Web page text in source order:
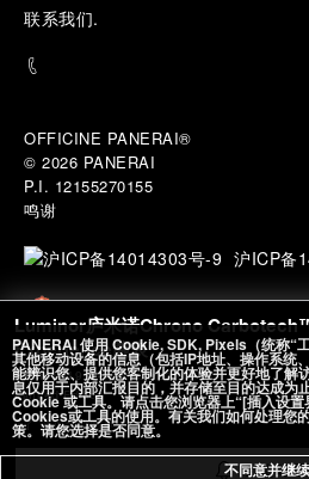
Luminor庐米诺Chrono
Experience腕表
44毫米, Carbotech™
PAM01519
Limited Edition
添加至心愿单
到货时通
联系我们.
OFFICINE PANERAI®
© 2026 PANERAI
P.I. 12155270155
鸣谢
沪ICP备
沪
PANERAI 使用 Cookie, SDK, Pixels（统称“
其他移动设备的信息（包括IP地址、操作系统
能辨识您、提供您客制化的体验并更好地了解
息仅用于内部汇报目的，并存储至目的达成为
Cookie 或工具。请点击您浏览器上“[插入设
Cookies或工具的使用。有关我们如何处理您
策。请您选择是否同意。
不同意并继续